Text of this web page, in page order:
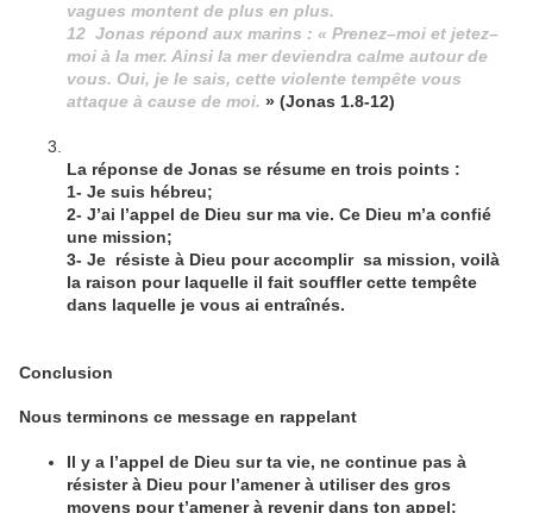
vagues montent de plus en plus.
12 Jonas répond aux marins : « Prenez–moi et jetez–
moi à la mer. Ainsi la mer deviendra calme autour de
vous. Oui, je le sais, cette violente tempête vous
attaque à cause de moi. » (Jonas 1.8-12)
La réponse de Jonas se résume en trois points :
1- Je suis hébreu;
2- J’ai l’appel de Dieu sur ma vie. Ce Dieu m’a confié
une mission;
3- Je résiste à Dieu pour accomplir sa mission, voilà
la raison pour laquelle il fait souffler cette tempête
dans laquelle je vous ai entraînés.
Conclusion
Nous terminons ce message en rappelant
Il y a l’appel de Dieu sur ta vie, ne continue pas à
résister à Dieu pour l’amener à utiliser des gros
moyens pour t’amener à revenir dans ton appel;